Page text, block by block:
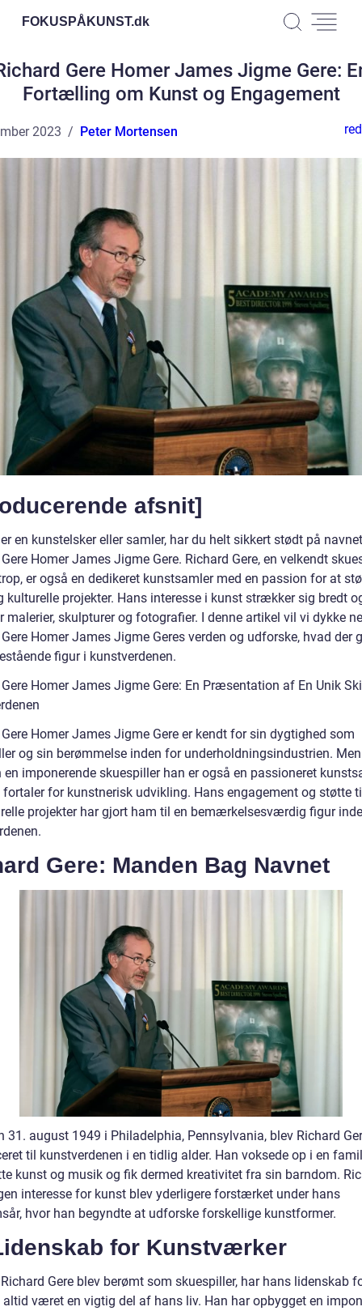
FOKUSPÅKUNST.dk
Gere Homer James Jigme Gere:
Fortælling om Kunst og Engagement
2023 Peter Mortensen
afsnit]
en kunstelsker eller samler, har du helt sikkert stødt på navnet
Homer James Jigme Gere. Richard Gere, en velkendt
er også en dedikeret kunstsamler med en passion for at
kulturelle projekter. Hans interesse i kunst strækker sig bredt
malerier, skulpturer og fotografier. I denne artikel vil vi dykke
Homer James Jigme Geres verden og udforske, hvad der
figur i kunstverdenen.
Homer James Jigme Gere: En Præsentation af En Unik
Homer James Jigme Gere er kendt for sin dygtighed som
og sin berømmelse inden for underholdningsindustrien.
en imponerende skuespiller han er også en passioneret
for kunstnerisk udvikling. Hans engagement og støtte
projekter har gjort ham til en bemærkelsesværdig figur
Gere: Manden Bag Navnet
31. august 1949 i Philadelphia, Pennsylvania, blev Richard
til kunstverdenen i en tidlig alder. Han voksede op i en
kunst og musik og fik dermed kreativitet fra sin barndom.
interesse for kunst blev yderligere forstærket under hans
hvor han begyndte at udforske forskellige kunstformer.
for Kunstværker
Gere blev berømt som skuespiller, har hans lidenskab
altid været en vigtig del af hans liv. Han har opbygget en